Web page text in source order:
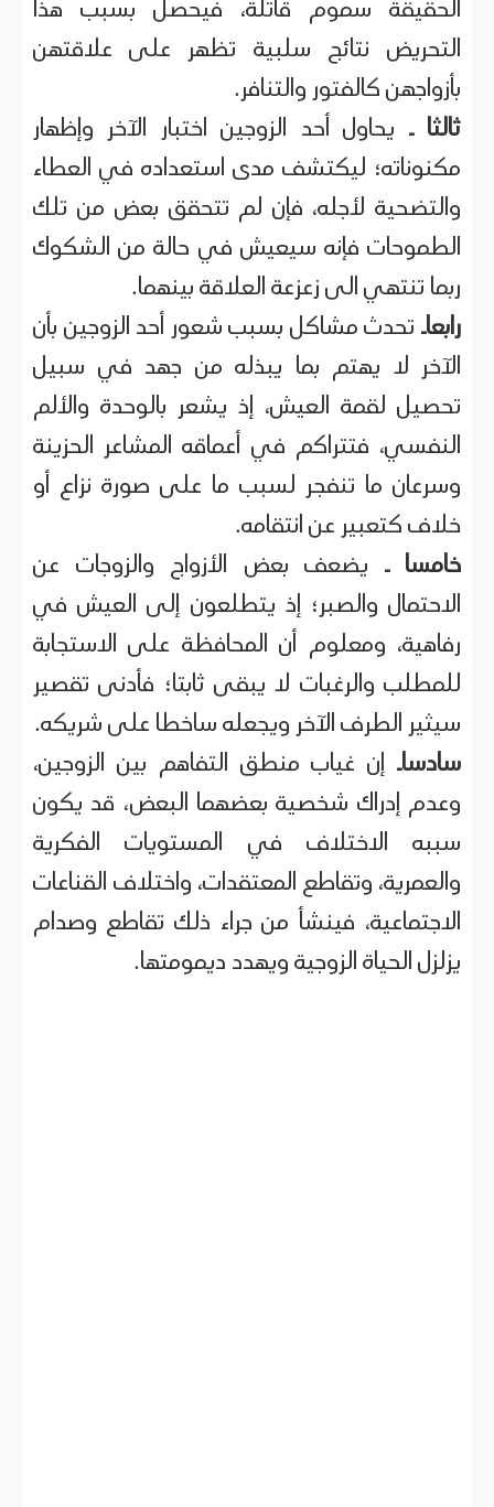
الحقيقة سموم قاتلة، فيحصل بسبب هذا
التحريض نتائج سلبية تظهر على علاقتهن
بأزواجهن كالفتور والتنافر.
ثالثا ـ يحاول أحد الزوجين اختبار الآخر وإظهار
مكنوناته؛ ليكتشف مدى استعداده في العطاء
والتضحية لأجله، فإن لم تتحقق بعض من تلك
الطموحات فإنه سيعيش في حالة من الشكوك
ربما تنتهي الى زعزعة العلاقة بينهما.
رابعاـ تحدث مشاكل بسبب شعور أحد الزوجين بأن
الآخر لا يهتم بما يبذله من جهد في سبيل
تحصيل لقمة العيش، إذ يشعر بالوحدة والألم
النفسي، فتتراكم في أعماقه المشاعر الحزينة
وسرعان ما تنفجر لسبب ما على صورة نزاع أو
خلاف كتعبير عن انتقامه.
خامسا ـ يضعف بعض الأزواج والزوجات عن
الاحتمال والصبر؛ إذ يتطلعون إلى العيش في
رفاهية، ومعلوم أن المحافظة على الاستجابة
للمطلب والرغبات لا يبقى ثابتا؛ فأدنى تقصير
سيثير الطرف الآخر ويجعله ساخطا على شريكه.
سادساـ إن غياب منطق التفاهم بين الزوجين،
وعدم إدراك شخصية بعضهما البعض، قد يكون
سببه الاختلاف في المستويات الفكرية
والعمرية، وتقاطع المعتقدات، واختلاف القناعات
الاجتماعية، فينشأ من جراء ذلك تقاطع وصدام
يزلزل الحياة الزوجية ويهدد ديمومتها.